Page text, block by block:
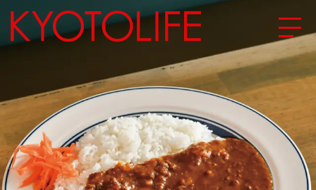
エリアから探す
地図から探す
カテゴリーから探す